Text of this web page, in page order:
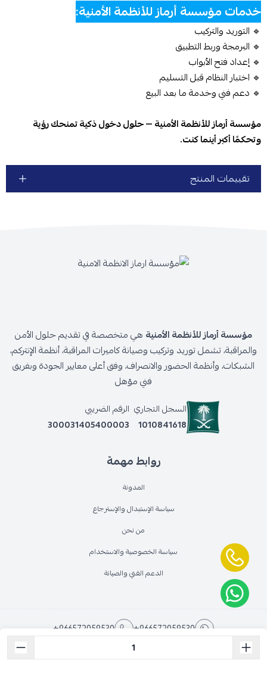
خدمات مؤسسة أرماز للأنظمة الأمنية:
🔹 التوريد والتركيب
🔹 البرمجة وربط التطبيق
🔹 إعداد فتح الأبواب
🔹 اختبار النظام قبل التسليم
🔹 دعم فني وخدمة ما بعد البيع
مؤسسة أرماز للأنظمة الأمنية — حلول دخول ذكية تمنحك رؤية
وتحكمًا أكبر أينما كنت.
تقييمات المنتج
روابط مهمة
المدونة
سياسة الإستبدال والإسترجاع
من نحن
سياسة الخصوصية والاستخدام
الدعم الفني والصيانة
مؤسسة أرماز للأنظمة الأمنية هي متخصصة في تقديم حلول الأمن
والمراقبة، تشمل توريد وتركيب وصيانة كاميرات المراقبة، أنظمة الإنتركم،
الشبكات، وأنظمة الحضور والانصراف، وفق أعلى معايير الجودة وبفريق
فني مؤهل
السجل التجاري
1010841618
الرقم الضريبي
300031405400003
+966572059530
+966572059530
armazcaam@gmail.com